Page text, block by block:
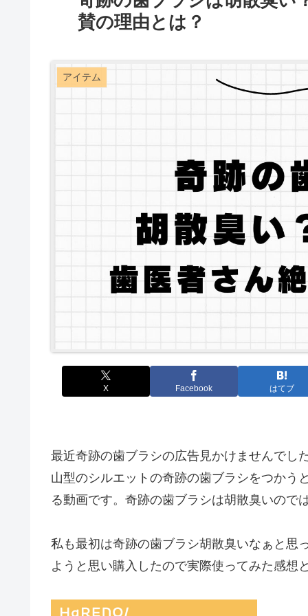
賛の理由とは？
アイテム
X Facebook はてブ
最近奇跡の歯ブラシの広告見かけませんでし
山型のシルエットの奇跡の歯ブラシをつかう
る動画です。奇跡の歯ブラシは胡散臭いので
私も最初は奇跡の歯ブラシ胡散臭いなぁと思
ようと思い購入したので実際使ってみた感想